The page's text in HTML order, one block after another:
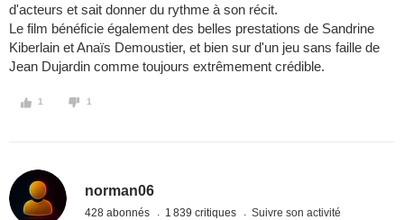
d'acteurs et sait donner du rythme à son récit.
Le film bénéficie également des belles prestations de Sandrine
Kiberlain et Anaïs Demoustier, et bien sur d'un jeu sans faille de
Jean Dujardin comme toujours extrêmement crédible.
1 1
norman06
428 abonnés 1 839 critiques Suivre son activité